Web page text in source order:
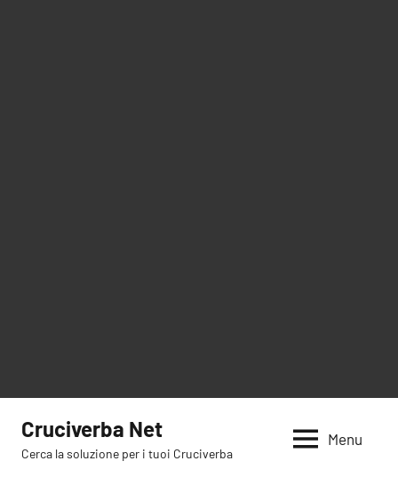
contenuto
Cruciverba Net
Cerca la soluzione per i tuoi Cruciverba
Menu